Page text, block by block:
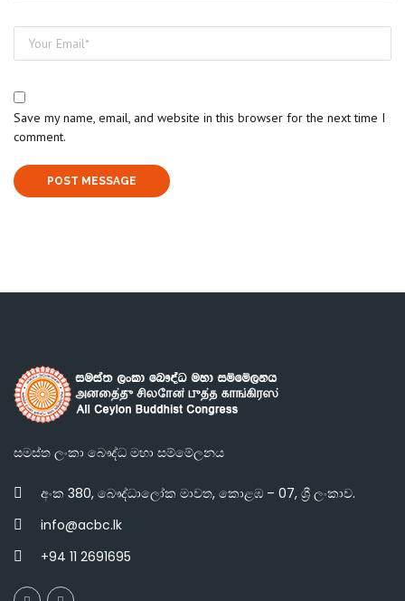
Save my name, email, and website in this browser for the next time I
comment.
සමස්ත ලංකා බෞද්ධ මහා සම්මේලනය
අංක 380, බෞද්ධාලෝක මාවත, කොළඹ – 07, ශ්‍රී ලංකාව.
info@acbc.lk
+94 11 2691695